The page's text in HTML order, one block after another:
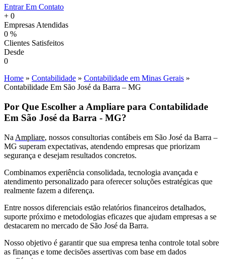
Entrar Em Contato
+ 0
Empresas Atendidas
0 %
Clientes Satisfeitos
Desde
0
Home » Contabilidade » Contabilidade em Minas Gerais »
Contabilidade Em São José da Barra – MG
Por Que Escolher a Ampliare para Contabilidade
Em São José da Barra - MG?
Na Ampliare, nossos consultorias contábeis em São José da Barra –
MG superam expectativas, atendendo empresas que priorizam
segurança e desejam resultados concretos.
Combinamos experiência consolidada, tecnologia avançada e
atendimento personalizado para oferecer soluções estratégicas que
realmente fazem a diferença.
Entre nossos diferenciais estão relatórios financeiros detalhados,
suporte próximo e metodologias eficazes que ajudam empresas a se
destacarem no mercado de São José da Barra.
Nosso objetivo é garantir que sua empresa tenha controle total sobre
as finanças e tome decisões assertivas com base em dados